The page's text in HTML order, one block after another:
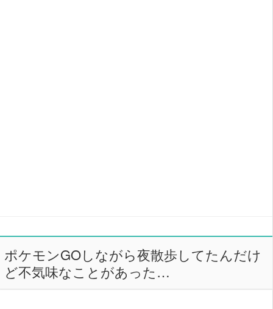
ポケモンGOしながら夜散歩してたんだけ
ど不気味なことがあった…